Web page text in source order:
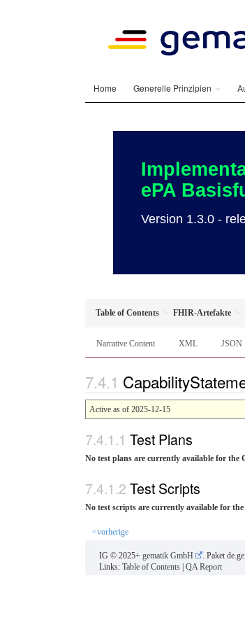
Home Generelle Prinzipien
ePA
Version 1.3.0 -
Table of Contents FHIR-Artefakte
Narrative Content XML JSON
Active as of 2025-12-15
Test Plans
No test plans are currently available for the
Test Scripts
No test scripts are currently available for
<vorherige
IG © 2025+ gematik GmbH . Paket
Links: Table of Contents | QA Report